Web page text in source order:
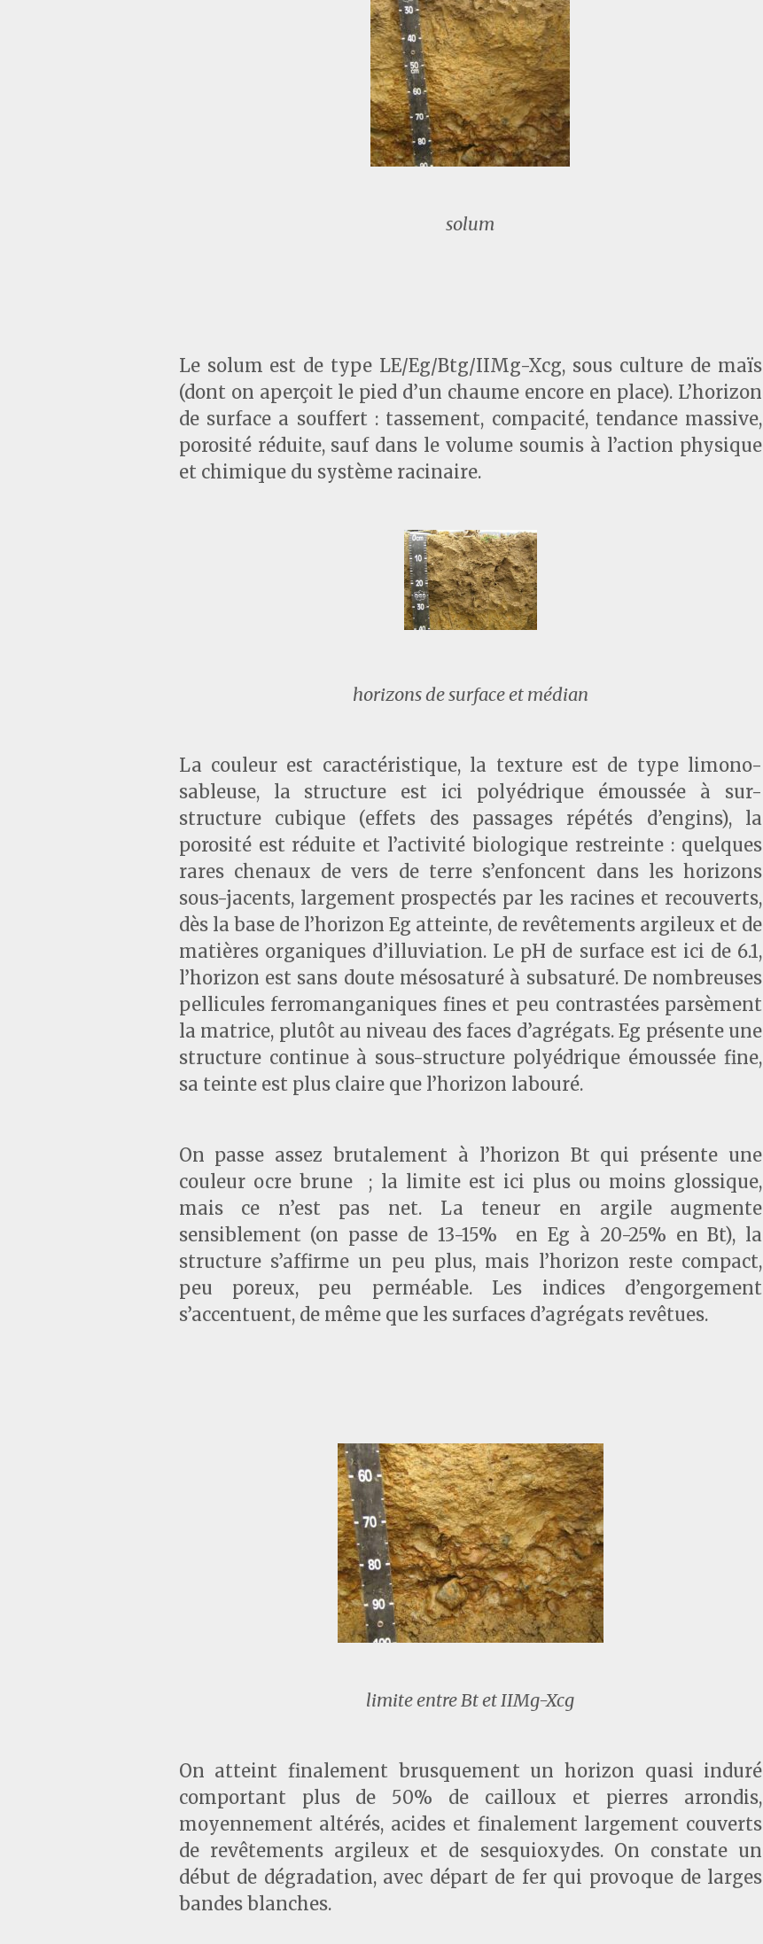
solum
Le solum est de type LE/Eg/Btg/IIMg-Xcg, sous culture de maïs
(dont on aperçoit le pied d’un chaume encore en place). L’horizon
de surface a souffert : tassement, compacité, tendance massive,
porosité réduite, sauf dans le volume soumis à l’action physique
et chimique du système racinaire.
horizons de surface et médian
La couleur est caractéristique, la texture est de type limono-
sableuse, la structure est ici polyédrique émoussée à sur-
structure cubique (effets des passages répétés d’engins), la
porosité est réduite et l’activité biologique restreinte : quelques
rares chenaux de vers de terre s’enfoncent dans les horizons
sous-jacents, largement prospectés par les racines et recouverts,
dès la base de l’horizon Eg atteinte, de revêtements argileux et de
matières organiques d’illuviation. Le pH de surface est ici de 6.1,
l’horizon est sans doute mésosaturé à subsaturé. De nombreuses
pellicules ferromanganiques fines et peu contrastées parsèment
la matrice, plutôt au niveau des faces d’agrégats. Eg présente une
structure continue à sous-structure polyédrique émoussée fine,
sa teinte est plus claire que l’horizon labouré.
On passe assez brutalement à l’horizon Bt qui présente une
couleur ocre brune ; la limite est ici plus ou moins glossique,
mais ce n’est pas net. La teneur en argile augmente
sensiblement (on passe de 13-15% en Eg à 20-25% en Bt), la
structure s’affirme un peu plus, mais l’horizon reste compact,
peu poreux, peu perméable. Les indices d’engorgement
s’accentuent, de même que les surfaces d’agrégats revêtues.
limite entre Bt et IIMg-Xcg
On atteint finalement brusquement un horizon quasi induré
comportant plus de 50% de cailloux et pierres arrondis,
moyennement altérés, acides et finalement largement couverts
de revêtements argileux et de sesquioxydes. On constate un
début de dégradation, avec départ de fer qui provoque de larges
bandes blanches.